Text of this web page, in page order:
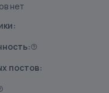
нет
постов: